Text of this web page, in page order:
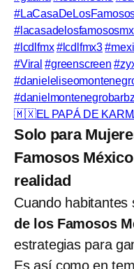
#lcdlfmx #lcdlfmx3
#Viral #greenscreen
#danielmontenegrobarbz
🇲🇽EL PAPÁ DE
Solo para
Famosos
realidad
Cuando habitantes
de los Famosos
estrategias para
Es así como en